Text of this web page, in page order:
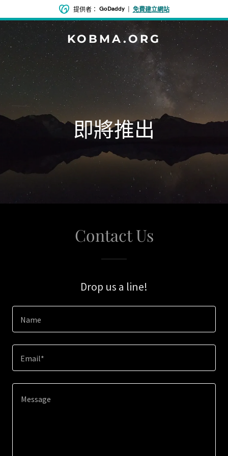
提供者： GoDaddy| 免費建立網站
KOBMA.ORG
即將推出
Contact Us
Drop us a line!
Name
Email*